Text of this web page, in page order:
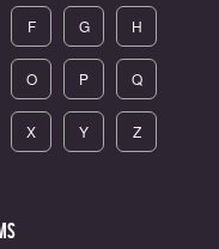
F G H
O P Q
X Y Z